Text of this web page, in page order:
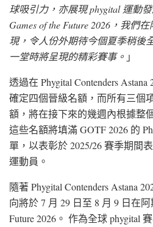
球吸引力，亦展現 phygital 運動
Games of the Future 2026，我們
現，令人份外期待今個夏季稍後
一堂時將呈現的精彩賽事。 」
透過在 Phygital Contenders
確定四個晉級名額，而所有三個
額，將在接下來的幾週內根據整
這些名額將填滿 GOTF 2026 的
單，以表彰於 2025/26 賽季期間
運動員。
隨著 Phygital Contenders Astana
向將於 7 月 29 日至 8 月 9 日在
Future 2026。 作為全球 phygital